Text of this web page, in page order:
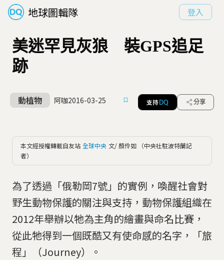
地球圖輯隊 登入
美迷罕見灰狼 裝GPS追足
跡
動植物 阿咖2016-03-25 支持 DQ 分享
本文經授權轉載自友站 全球中央 文/ 顏伶如 （中央社駐波特蘭記
者）
為了透過「俄勒岡7號」的實例，喚醒社會對
野生動物保護的關注與支持，動物保護組織在
2012年舉辦以牠為主角的繪畫與命名比賽，
從此牠得到一個既酷又有使命感的名字，「旅
程」（Journey）。